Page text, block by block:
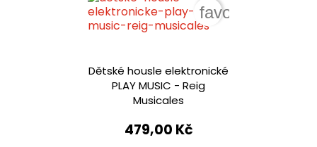
Dětské housle elektronické
PLAY MUSIC - Reig
Musicales
479,00 Kč
favorite_border